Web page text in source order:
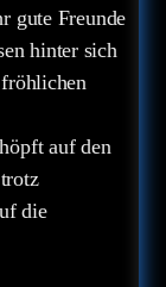
gute Freunde
hinter sich
fröhlichen
auf den
die